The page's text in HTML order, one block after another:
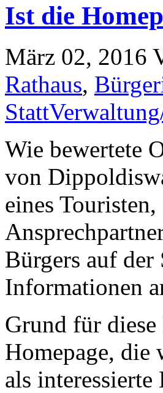
Ist die
März 02, 2016
Rathaus,
Wie bewertete
von
eines
Bürgers auf der
Informationen
Grund für
Homepage, die
als